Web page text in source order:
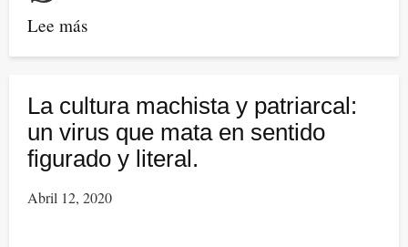
Lee más
sororidad
como
categoría
revolucionaria.
La cultura machista y patriarcal:
un virus que mata en sentido
figurado y literal.
Abril 12, 2020